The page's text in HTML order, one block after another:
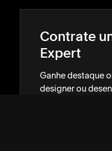
Contrate
Expert
Ganhe destaque
designer ou